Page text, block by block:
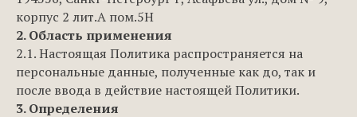
корпус 2 лит.А пом.5Н
2. Область применения
2.1. Настоящая Политика распространяется на
персональные данные, полученные как до, так и
после ввода в действие настоящей Политики.
3. Определения